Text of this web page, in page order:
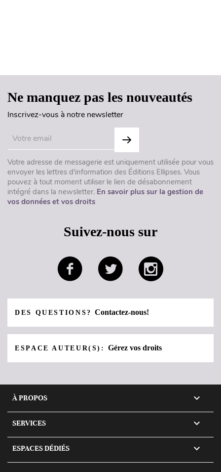
Ne manquez pas les nouveautés
Inscrivez-vous à notre newsletter
Votre adresse de messagerie est uniquement utilisée pour vous
envoyer les lettres d'information des Éditions Ellipses. Vous
pouvez à tout moment utiliser le lien de désabonnement
intégré dans la newsletter. En savoir plus sur la gestion de
vos données et vos droits
Suivez-nous sur
DES QUESTIONS?Contactez-nous!
ESPACE AUTEUR(S):Gérez vos droits
À PROPOS 
SERVICES 
ESPACES DÉDIÉS 